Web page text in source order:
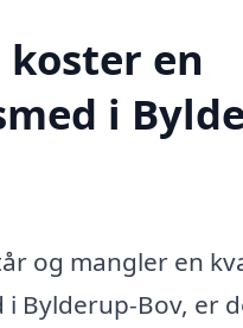
koster en
i
og mangler en
i Bylderup-Bov, er